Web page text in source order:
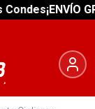
¡ENVÍO